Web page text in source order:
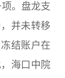
。盘龙支
并未转移
结账户在
海口中院